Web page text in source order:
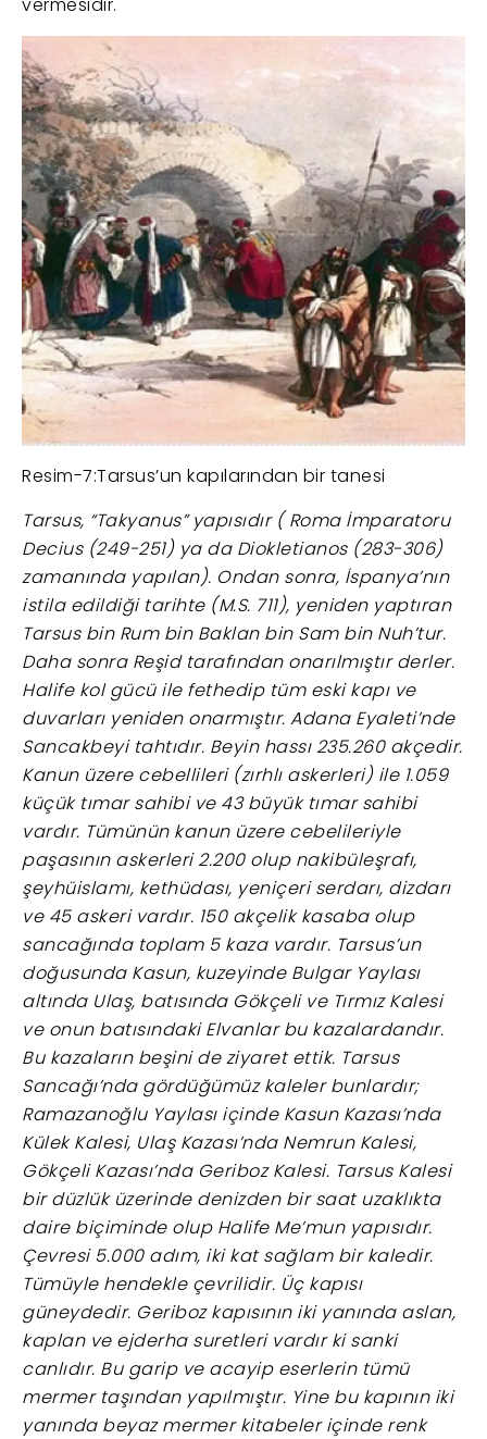
Resim-7:Tarsus’un kapılarından bir tanesi
Tarsus, “Takyanus” yapısıdır ( Roma İmparatoru
Decius (249-251) ya da Diokletianos (283-306)
zamanında yapılan). Ondan sonra, İspanya’nın
istila edildiği tarihte (M.S. 711), yeniden yaptıran
Tarsus bin Rum bin Baklan bin Sam bin Nuh’tur.
Daha sonra Reşid tarafından onarılmıştır derler.
Halife kol gücü ile fethedip tüm eski kapı ve
duvarları yeniden onarmıştır. Adana Eyaleti’nde
Sancakbeyi tahtıdır. Beyin hassı 235.260 akçedir.
Kanun üzere cebellileri (zırhlı askerleri) ile 1.059
küçük tımar sahibi ve 43 büyük tımar sahibi
vardır. Tümünün kanun üzere cebelileriyle
paşasının askerleri 2.200 olup nakibüleşrafı,
şeyhüislamı, kethüdası, yeniçeri serdarı, dizdarı
ve 45 askeri vardır. 150 akçelik kasaba olup
sancağında toplam 5 kaza vardır. Tarsus’un
doğusunda Kasun, kuzeyinde Bulgar Yaylası
altında Ulaş, batısında Gökçeli ve Tırmız Kalesi
ve onun batısındaki Elvanlar bu kazalardandır.
Bu kazaların beşini de ziyaret ettik. Tarsus
Sancağı’nda gördüğümüz kaleler bunlardır;
Ramazanoğlu Yaylası içinde Kasun Kazası’nda
Külek Kalesi, Ulaş Kazası’nda Nemrun Kalesi,
Gökçeli Kazası’nda Geriboz Kalesi. Tarsus Kalesi
bir düzlük üzerinde denizden bir saat uzaklıkta
daire biçiminde olup Halife Me’mun yapısıdır.
Çevresi 5.000 adım, iki kat sağlam bir kaledir.
Tümüyle hendekle çevrilidir. Üç kapısı
güneydedir. Geriboz kapısının iki yanında aslan,
kaplan ve ejderha suretleri vardır ki sanki
canlıdır. Bu garip ve acayip eserlerin tümü
mermer taşından yapılmıştır. Yine bu kapının iki
yanında beyaz mermer kitabeler içinde renk